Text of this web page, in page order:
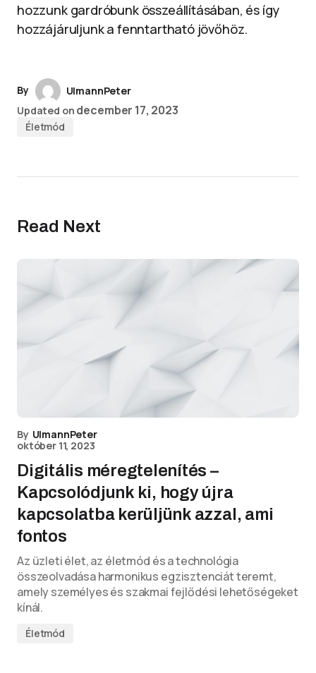
hozzunk gardróbunk összeállításában, és így
hozzájáruljunk a fenntartható jövőhöz.
By
UlmannPeter
Updated on december 17, 2023
Életmód
Read Next
By UlmannPeter
október 11, 2023
Digitális méregtelenítés –
Kapcsolódjunk ki, hogy újra
kapcsolatba kerüljünk azzal, ami
fontos
Az üzleti élet, az életmód és a technológia
összeolvadása harmonikus egzisztenciát teremt,
amely személyes és szakmai fejlődési lehetőségeket
kínál.
Életmód